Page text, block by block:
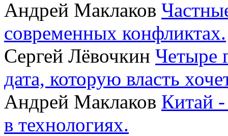
Андрей Маклаков
современных конфликтах.
Сергей Лёвочкин Четыре
дата, которую власть
Андрей Маклаков Китай
в технологиях.